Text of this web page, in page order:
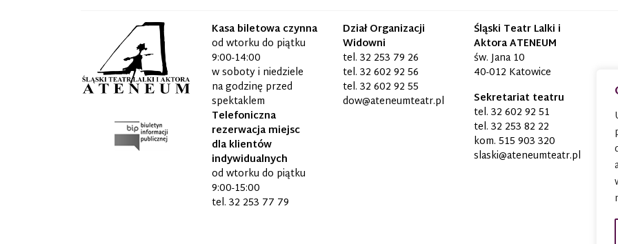
Kasa biletowa czynna
od wtorku do piątku
9:00-14:00
w soboty i niedziele
na godzinę przed
spektaklem
Telefoniczna
rezerwacja miejsc
dla klientów
indywidualnych
od wtorku do piątku
9:00-15:00
tel. 32 253 77 79
Dział Organizacji
Widowni
tel. 32 253 79 26
tel. 32 602 92 56
tel. 32 602 92 55
dow@ateneumteatr.pl
Śląski Teatr Lalki i
Aktora ATENEUM
św. Jana 10
40-012 Katowice
Sekretariat teatru
tel. 32 602 92 51
tel. 32 253 82 22
kom. 515 903 320
slaski@ateneumteatr.pl